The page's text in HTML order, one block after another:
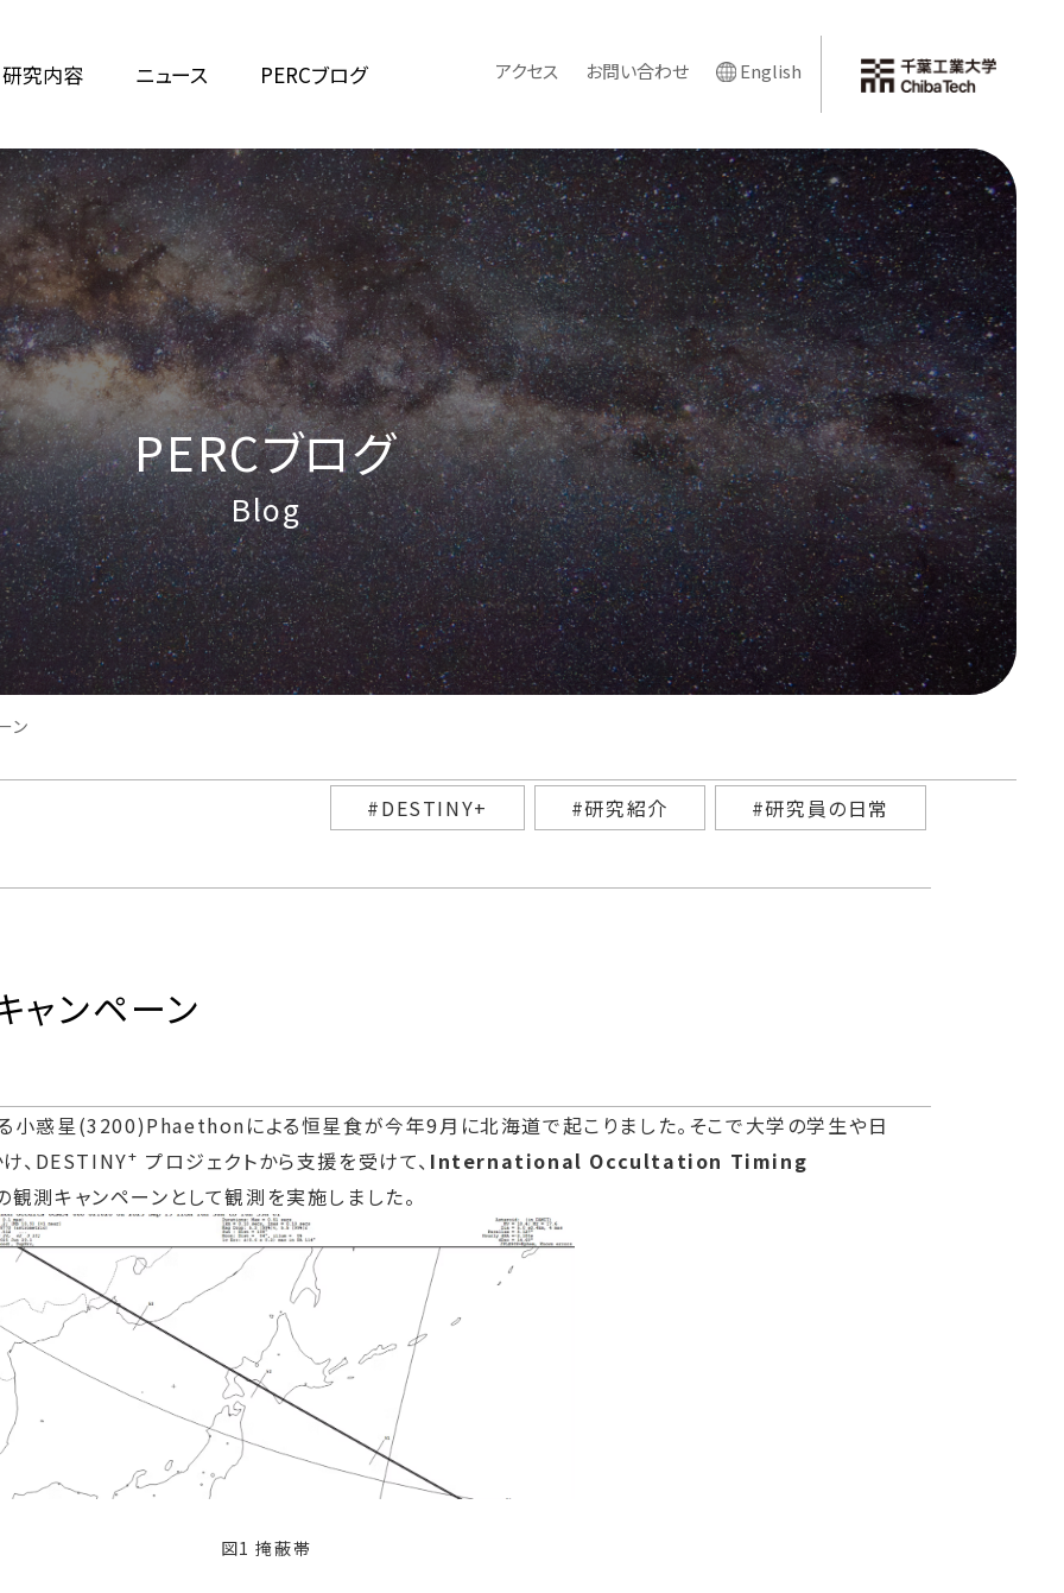
研究内容 ニュース PERCブログ アクセス お問い合わせ English
PERCブログ
Blog
ン
#DESTINY+ #研究紹介 #研究員の日常
ンペーン
小惑星(3200)Phaethonによる恒星食が今年9月に北海道で起こりました。そこで大学の学生や日
、DESTINY+ プロジェクトから支援を受けて、 International Occultation Timing
観測キャンペーンとして観測を実施しました。
図1 掩蔽帯